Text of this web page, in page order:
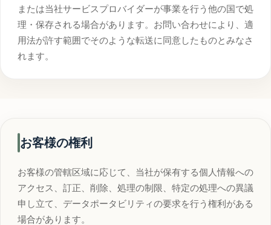
または当社サービスプロバイダーが事業を行う他の国で処
理・保存される場合があります。お問い合わせにより、適
用法が許す範囲でそのような転送に同意したものとみなさ
れます。
お客様の権利
お客様の管轄区域に応じて、当社が保有する個人情報への
アクセス、訂正、削除、処理の制限、特定の処理への異議
申し立て、データポータビリティの要求を行う権利がある
場合があります。